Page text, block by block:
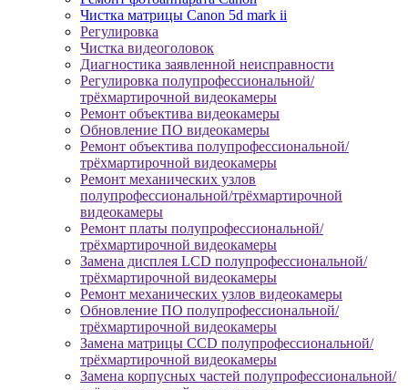
Чистка матрицы Canon 5d mark ii
Регулировка
Чистка видеоголовок
Диагностика заявленной неисправности
Регулировка полупрофессиональной/
трёхмартирочной видеокамеры
Ремонт объектива видеокамеры
Обновление ПО видеокамеры
Ремонт объектива полупрофессиональной/
трёхмартирочной видеокамеры
Ремонт механических узлов
полупрофессиональной/трёхмартирочной
видеокамеры
Ремонт платы полупрофессиональной/
трёхмартирочной видеокамеры
Замена дисплея LCD полупрофессиональной/
трёхмартирочной видеокамеры
Ремонт механических узлов видеокамеры
Обновление ПО полупрофессиональной/
трёхмартирочной видеокамеры
Замена матрицы CCD полупрофессиональной/
трёхмартирочной видеокамеры
Замена корпусных частей полупрофессиональной/